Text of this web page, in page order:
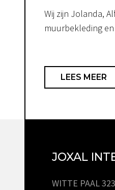
Wij zijn Jolanda,
muurbekleding
LEES MEER
JOXAL
WITTE PAAL 323